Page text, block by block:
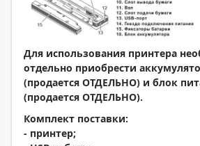
Для использования принтера
отдельно приобрести
(продается ОТДЕЛЬНО) и блок
(продается ОТДЕЛЬНО).
Комплект поставки:
- принтер;